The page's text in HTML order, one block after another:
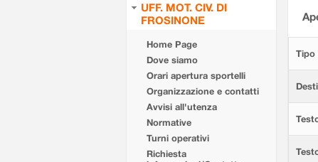
UFF. MOT. CIV. DI
FROSINONE
Home Page
Dove siamo
Orari apertura sportelli
Organizzazione e contatti
Avvisi all'utenza
Normative
Turni operativi
Richiesta
Tipo